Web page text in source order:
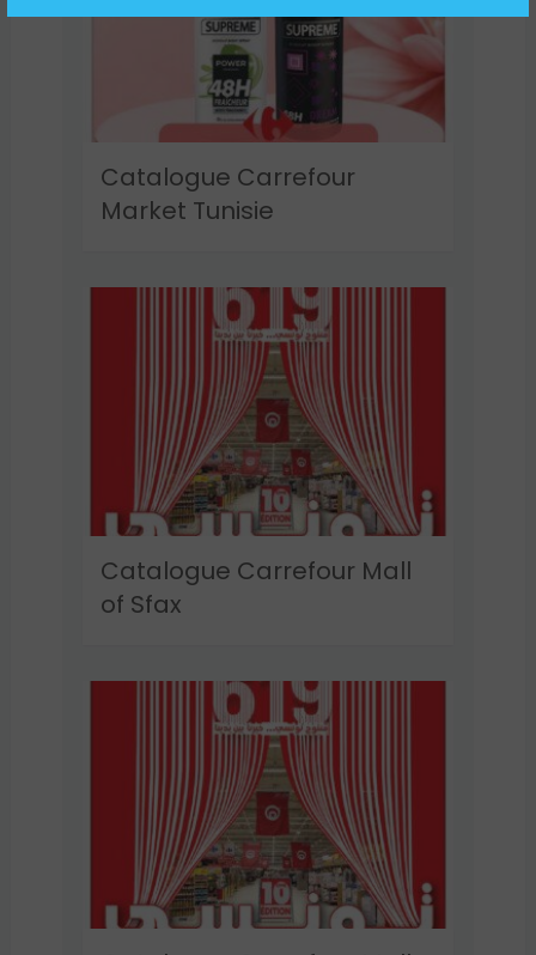
Catalogue Carrefour
Market Tunisie
Catalogue Carrefour Mall
of Sfax